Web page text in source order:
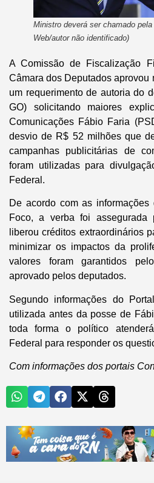
Ministro deverá ser chamado
Web/autor não identificado)
A Comissão de Fiscalização
Câmara dos Deputados aprovou
um requerimento de autoria do
GO) solicitando maiores
Comunicações Fábio Faria
desvio de R$ 52 milhões que
campanhas publicitárias de
foram utilizadas para
Federal.
De acordo com as
Foco, a verba foi assegurada
liberou créditos extraordinários
minimizar os impactos da
valores foram garantidos
aprovado pelos deputados.
Segundo informações do
utilizada antes da posse de
toda forma o político
Federal para responder os
Com informações dos portais